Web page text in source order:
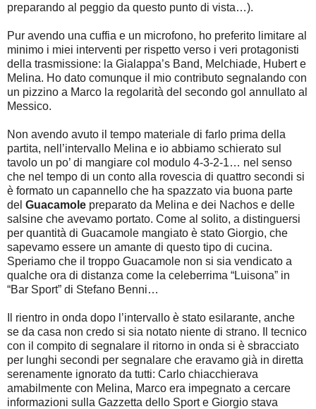
preparando al peggio da questo punto di vista…).
Pur avendo una cuffia e un microfono, ho preferito limitare al
minimo i miei interventi per rispetto verso i veri protagonisti
della trasmissione: la Gialappa’s Band, Melchiade, Hubert e
Melina. Ho dato comunque il mio contributo segnalando con
un pizzino a Marco la regolarità del secondo gol annullato al
Messico.
Non avendo avuto il tempo materiale di farlo prima della
partita, nell’intervallo Melina e io abbiamo schierato sul
tavolo un po’ di mangiare col modulo 4-3-2-1… nel senso
che nel tempo di un conto alla rovescia di quattro secondi si
è formato un capannello che ha spazzato via buona parte
del Guacamole preparato da Melina e dei Nachos e delle
salsine che avevamo portato. Come al solito, a distinguersi
per quantità di Guacamole mangiato è stato Giorgio, che
sapevamo essere un amante di questo tipo di cucina.
Speriamo che il troppo Guacamole non si sia vendicato a
qualche ora di distanza come la celeberrima “Luisona” in
“Bar Sport” di Stefano Benni…
Il rientro in onda dopo l’intervallo è stato esilarante, anche
se da casa non credo si sia notato niente di strano. Il tecnico
con il compito di segnalare il ritorno in onda si è sbracciato
per lunghi secondi per segnalare che eravamo già in diretta
serenamente ignorato da tutti: Carlo chiacchierava
amabilmente con Melina, Marco era impegnato a cercare
informazioni sulla Gazzetta dello Sport e Giorgio stava